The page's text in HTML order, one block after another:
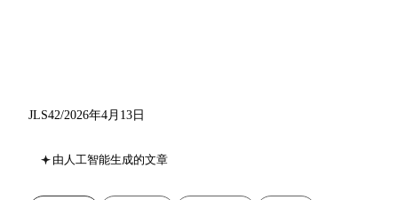
JLS42/2026年4月13日
由人工智能生成的文章